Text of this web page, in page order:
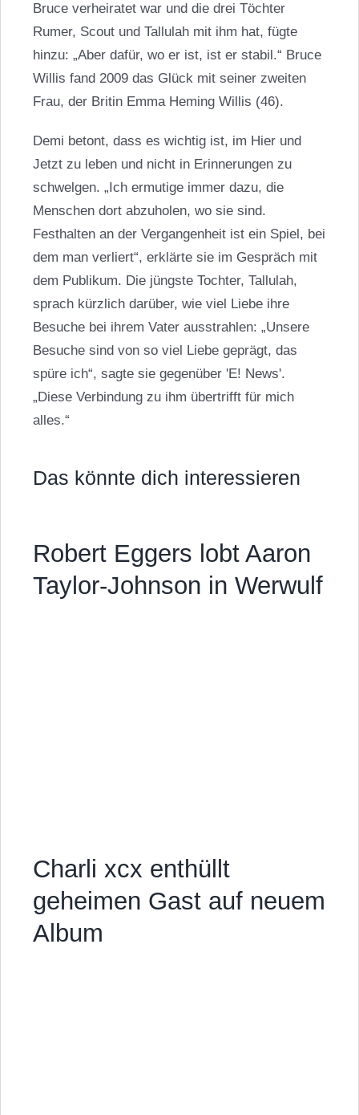
Bruce verheiratet war und die drei Töchter
Rumer, Scout und Tallulah mit ihm hat, fügte
hinzu: „Aber dafür, wo er ist, ist er stabil.“ Bruce
Willis fand 2009 das Glück mit seiner zweiten
Frau, der Britin Emma Heming Willis (46).
Demi betont, dass es wichtig ist, im Hier und
Jetzt zu leben und nicht in Erinnerungen zu
schwelgen. „Ich ermutige immer dazu, die
Menschen dort abzuholen, wo sie sind.
Festhalten an der Vergangenheit ist ein Spiel, bei
dem man verliert“, erklärte sie im Gespräch mit
dem Publikum. Die jüngste Tochter, Tallulah,
sprach kürzlich darüber, wie viel Liebe ihre
Besuche bei ihrem Vater ausstrahlen: „Unsere
Besuche sind von so viel Liebe geprägt, das
spüre ich“, sagte sie gegenüber 'E! News'.
„Diese Verbindung zu ihm übertrifft für mich
alles.“
Das könnte dich interessieren
Robert Eggers lobt Aaron
Taylor-Johnson in Werwulf
Charli xcx enthüllt
geheimen Gast auf neuem
Album